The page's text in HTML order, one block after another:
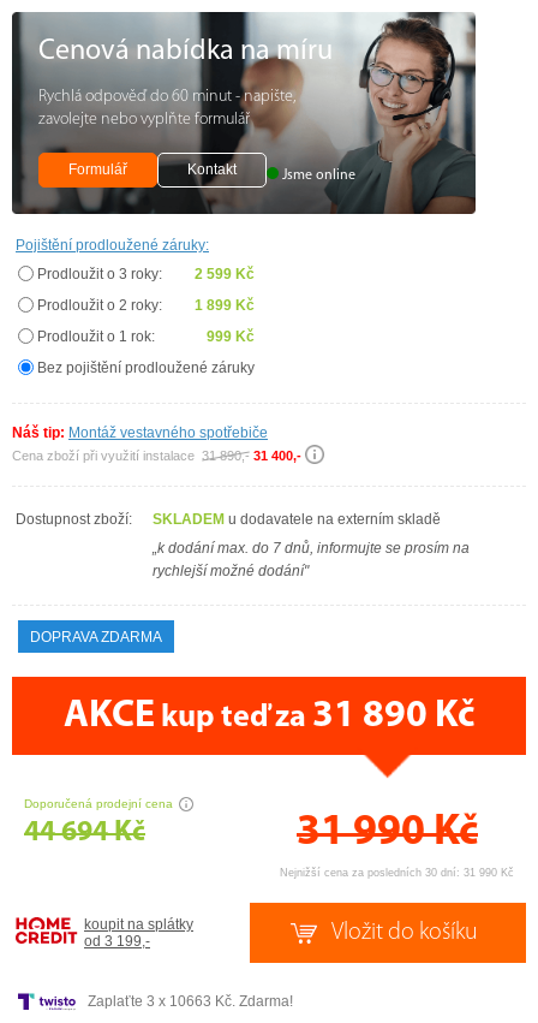
Cenová nabídka na míru
Rychlá odpověď do 60 minut - napište,
zavolejte nebo vyplňte formulář
Formulář Kontakt Jsme online
Pojištění prodloužené záruky:
Prodloužit o 3 roky:
2 599 Kč
Prodloužit o 2 roky:
1 899 Kč
Prodloužit o 1 rok:
999 Kč
Bez pojištění prodloužené záruky
Náš tip: Montáž vestavného spotřebiče
Cena zboží při využití instalace 31 890,- 31 400,-
Dostupnost zboží: SKLADEM u dodavatele na externím skladě
„k dodání max. do 7 dnů, informujte se prosím na
rychlejší možné dodání"
DOPRAVA ZDARMA
AKCE kup teď za 31 890 Kč
Doporučená prodejní cena
44 694 Kč 31 990Kč
Nejnižší cena za posledních 30 dní: 31 990 Kč
koupit na splátky
od 3 199,-
Zaplaťte 3 x 10663 Kč. Zdarma!